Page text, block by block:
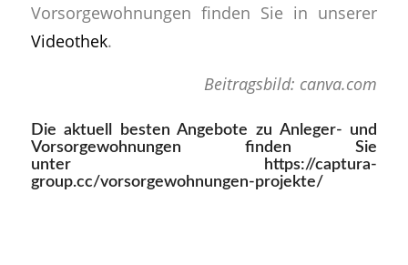
Vorsorgewohnungen finden Sie in unserer
Videothek.
Beitragsbild: canva.com
Die aktuell besten Angebote zu Anleger- und
Vorsorgewohnungen finden Sie
unter
https://captura-
group.cc/vorsorgewohnungen-projekte/